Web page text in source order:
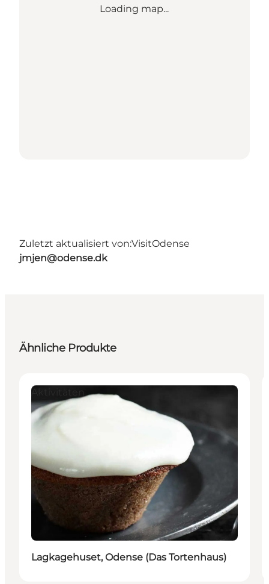
Loading map...
Zuletzt aktualisiert von:VisitOdense
jmjen@odense.dk
Ähnliche Produkte
Aktivitäten
Lagkagehuset, Odense (Das Tortenhaus)